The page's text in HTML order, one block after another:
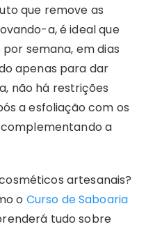
que remove as
a, é ideal que
semana, em dias
apenas para dar
não há restrições
a esfoliação com os
a
artesanais?
o Curso de Saboaria
tudo sobre